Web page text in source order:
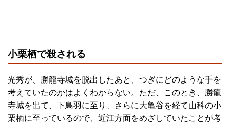
小栗栖で殺される
光秀が、勝龍寺城を脱出したあと、つぎにどのような手を
考えていたのかはよくわからない。ただ、このとき、勝龍
寺城を出て、下鳥羽に至り、さらに大亀谷を経て山科の小
栗栖に至っているので、近江方面をめざしていたことが考